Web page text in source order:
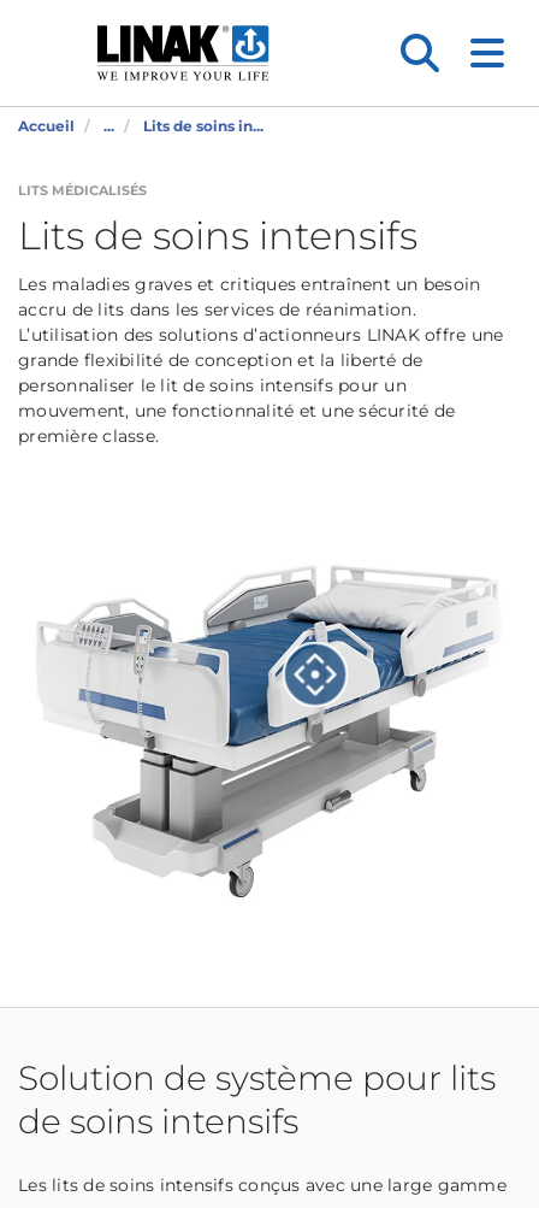
Accueil ... Lits de soins in...
LITS MÉDICALISÉS
Lits de soins intensifs
Les maladies graves et critiques entraînent un besoin
accru de lits dans les services de réanimation.
L’utilisation des solutions d’actionneurs LINAK offre une
grande flexibilité de conception et la liberté de
personnaliser le lit de soins intensifs pour un
mouvement, une fonctionnalité et une sécurité de
première classe.
Solution de système pour lits
de soins intensifs
Les lits de soins intensifs conçus avec une large gamme